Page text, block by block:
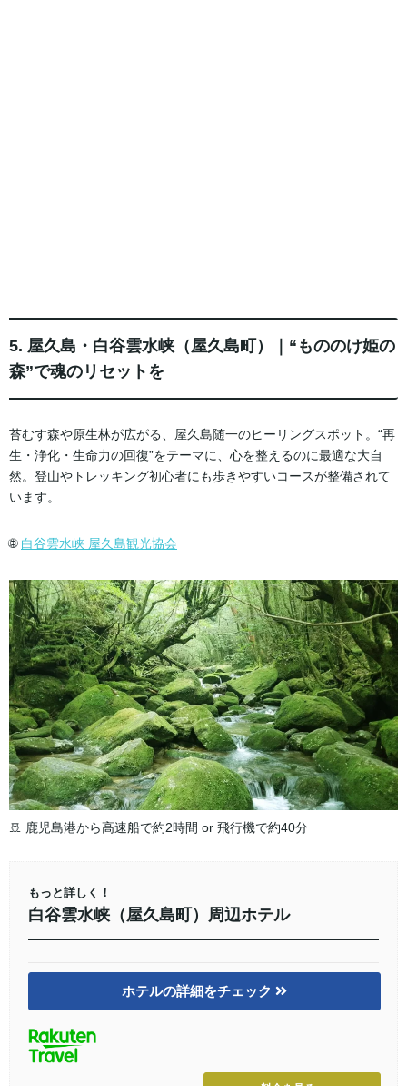
5. 屋久島・白谷雲水峡（屋久島町）｜“もののけ姫の
森”で魂のリセットを
苔むす森や原生林が広がる、屋久島随一のヒーリングスポット。“再
生・浄化・生命力の回復”をテーマに、心を整えるのに最適な大自
然。登山やトレッキング初心者にも歩きやすいコースが整備されて
います。
🌐 白谷雲水峡 屋久島観光協会
🚢 鹿児島港から高速船で約2時間 or 飛行機で約40分
もっと詳しく！
白谷雲水峡（屋久島町）周辺ホテル
ホテルの詳細をチェック